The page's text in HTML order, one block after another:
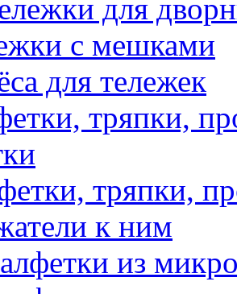
для
с мешками
для тележек
тряпки,
тряпки,
к ним
из